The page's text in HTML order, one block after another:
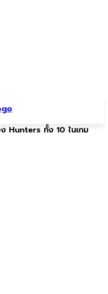
Hunters ทั้ง 10 ในเกม